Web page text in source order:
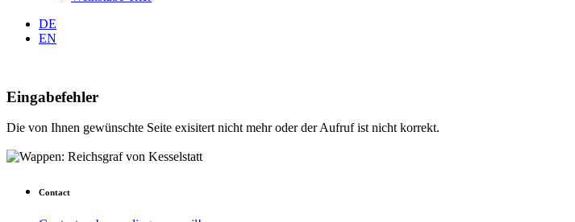
DE
EN
Eingabefehler
Die von Ihnen gewünschte Seite exisitert nicht mehr oder der Aufruf ist nicht korrekt.
Contact